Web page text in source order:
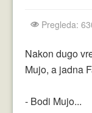
Piroćanci
Pregleda:
Nakon dugo
Mujo, a jadna
- Bodi Mujo...